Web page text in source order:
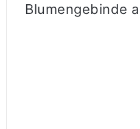
Blumengebinde